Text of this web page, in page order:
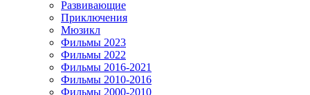
Развивающие
Приключения
Мюзикл
Фильмы 2023
Фильмы 2022
Фильмы 2016-2021
Фильмы 2010-2016
Фильмы 2000-2010